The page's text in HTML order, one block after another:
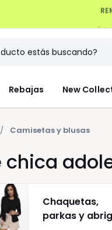
Rebajas New
Camisetas y blusas
Chaquetas,
parkas y